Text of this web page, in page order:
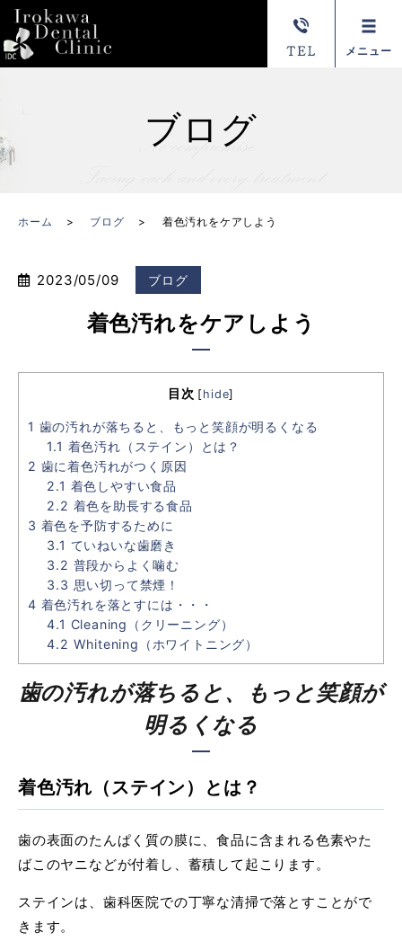
メニュー
ブログ
ホーム ブログ 着色汚れをケアしよう
2023/05/09 ブログ
着色汚れをケアしよう
目次 [hide]
1 歯の汚れが落ちると、もっと笑顔が明るくなる
1.1 着色汚れ（ステイン）とは？
2 歯に着色汚れがつく原因
2.1 着色しやすい食品
2.2 着色を助長する食品
3 着色を予防するために
3.1 ていねいな歯磨き
3.2 普段からよく噛む
3.3 思い切って禁煙！
4 着色汚れを落とすには・・・
4.1 Cleaning（クリーニング）
4.2 Whitening（ホワイトニング）
歯の汚れが落ちると、もっと笑顔が
明るくなる
着色汚れ（ステイン）とは？
歯の表面のたんぱく質の膜に、食品に含まれる色素やた
ばこのヤニなどが付着し、蓄積して起こります。
ステインは、歯科医院での丁寧な清掃で落とすことがで
きます。